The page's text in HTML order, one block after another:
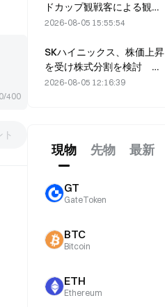
0/400
ドカップ観戦客による観光
需要を追い風に売上高5％増
2026-08-05 15:55:54
SKハイニックス、株価上昇
を受け株式分割を検討 幹
部「不可能ではない」
2026-08-05 12:16:39
現物 先物 最新
GT
GateToken
BTC
Bitcoin
ETH
Ethereum